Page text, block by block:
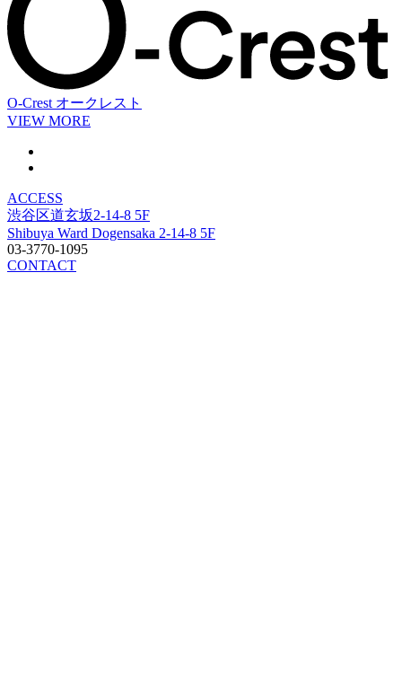
O-Crest オークレスト
VIEW MORE
ACCESS
渋谷区道玄坂2-14-8 5F
Shibuya Ward Dogensaka 2-14-8 5F
03-3770-1095
CONTACT